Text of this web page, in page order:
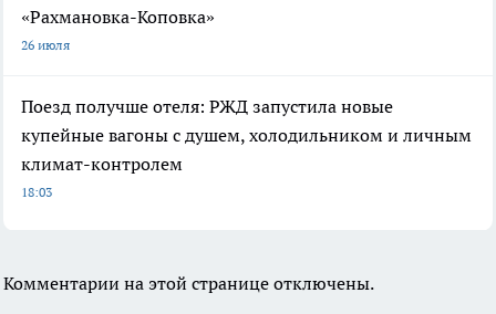
«Рахмановка-Коповка»
26 июля
Поезд получше отеля: РЖД запустила новые
купейные вагоны с душем, холодильником и личным
климат-контролем
18:03
Комментарии на этой странице отключены.